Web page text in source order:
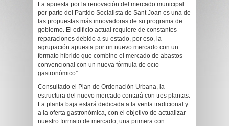
La apuesta por la renovación del mercado municipal
por parte del Partido Socialista de Sant Joan es una de
las propuestas más innovadoras de su programa de
gobierno. El edificio actual requiere de constantes
reparaciones debido a su estado, por eso, la
agrupación apuesta por un nuevo mercado con un
formato híbrido que combine el mercado de abastos
convencional con un nueva fórmula de ocio
gastronómico”.
Consultado el Plan de Ordenación Urbana, la
estructura del nuevo mercado contará con tres plantas.
La planta baja estará dedicada a la venta tradicional y
a la oferta gastronómica, con el objetivo de actualizar
nuestro formato de mercado; una primera con